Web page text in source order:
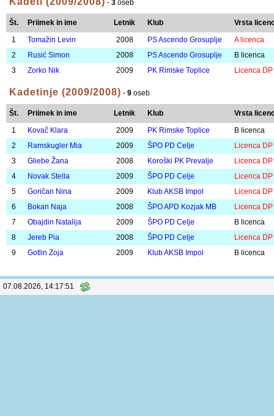
Starejše deklice (2011/2010)-7
Št. Priimek in ime Letnik Klub
Vrsta
1
Erjavec Iva 2010 ŠPO PD Celje
Licenca DP
2
Tramšek Mija 2010 Klub AKSB Impol
B licenca
5
Naveršnik Nuša 2011 Koroški PK Prevalje
B licenca
6
Smode Hana 2011 ŠPO PD Celje
B licenca
7
Leskovar Zoja 2010 Klub AKSB Impol Licenca DP
Kadeti (2009/2008)-3oseb
Št. Priimek in ime Letnik Klub
Vrsta
1
Tomažin Levin 2008 PS Ascendo Grosuplje
A licenca
2
Rusić Simon 2008 PS Ascendo Grosuplje
B licenca
3
Zorko Nik 2009 PK Rimske Toplice Licenca DP
Kadetinje (2009/2008)
Št. Priimek in ime Letnik Klub
Vrsta
1
Kovač Klara 2009 PK Rimske Toplice
B licenca